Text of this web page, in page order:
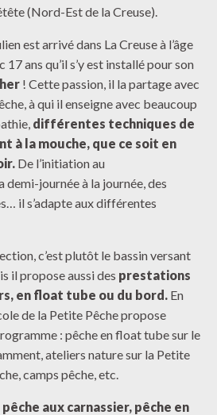
(Nord-Est de la Creuse).
est arrivé dans La Creuse à l’âge
ans qu’il s’y est installé pour son
! Cette passion, il la partage avec
à qui il enseigne avec beaucoup
différentes techniques de
à la mouche, que ce soit en
De l’initiation au
journée à la journée, des
il s’adapte aux différentes
c’est plutôt le bassin versant
il propose aussi des prestations
en float tube ou du bord. En
de la Petite Pêche propose
: pêche en float tube sur le
ateliers nature sur la Petite
camps pêche, etc.
pêche aux carnassier, pêche en